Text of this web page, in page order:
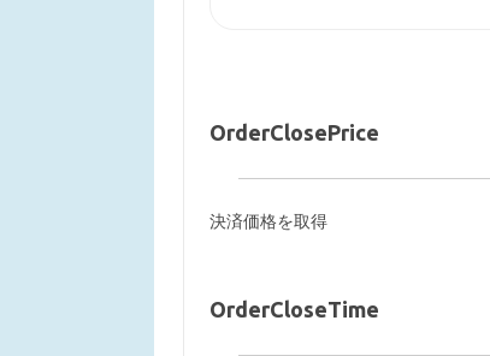
OrderClosePrice
決済価格を取得
OrderCloseTime